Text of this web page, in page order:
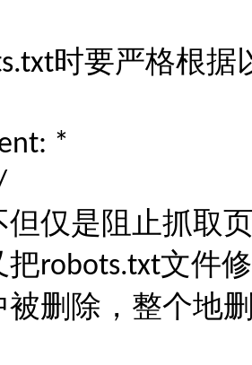
时要严格根据
*
但仅是阻止抓取
把robots.txt文件
被删除，整个地